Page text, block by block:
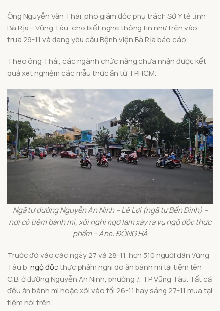
Ông Nguyễn Văn Thái, phó giám đốc phụ trách Sở Y tế tỉnh
Bà Rịa – Vũng Tàu, cho biết nghe thông tin như trên vào
trưa 29-11 và đang yêu cầu Bệnh viện Bà Rịa báo cáo.
Theo ông Thái, các ngành chức năng chưa nhận được kết
quả xét nghiệm các mẫu thức ăn từ TP.HCM.
Ngã tư đường Nguyễn An Ninh – Lê Lợi (ngã tư Bến Đình) –
nơi có tiệm bánh mì, xôi nghi ngờ làm xảy ra vụ ngộ độc thực
phẩm – Ảnh: ĐÔNG HÀ
Trước đó vào các ngày 27 và 28-11, hơn 310 người dân Vũng
Tàu bịngộ độcthực phẩm nghi do ăn bánh mì tại tiệm tên
C.B. ở đường Nguyễn An Ninh, phường 7, TP Vũng Tàu. Tất cả
đều ăn bánh mì hoặc xôi vào tối 26-11 hay sáng 27-11 mua tại
tiệm nói trên.